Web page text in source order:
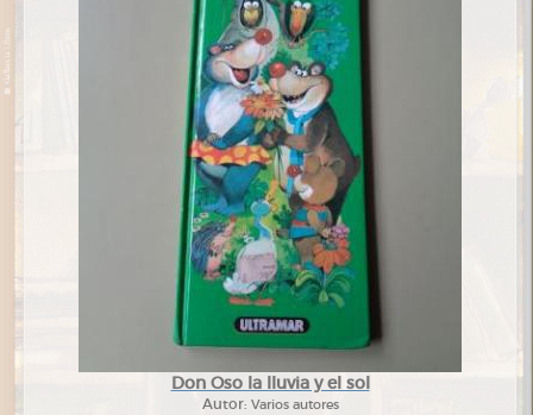
Don Oso la lluvia y el sol
Autor: Varios autores